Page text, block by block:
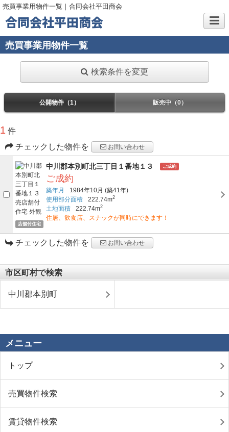
売買事業用物件一覧｜合同会社平田商会
合同会社平田商会
売買事業用物件一覧
検索条件を変更
公開物件（1） 販売中（0）
1 件
チェックした物件を
お問い合わせ
店舗付住宅
中川郡本別町北三丁目１番地１３ ご成約
ご成約
築年月 1984年10月 (築41年)
使用部分面積
222.74m2
土地面積 222.74m2
住居、飲食店、スナックが同時にできます！
チェックした物件を お問い合わせ
市区町村で検索
中川郡本別町
メニュー
トップ
売買物件検索
賃貸物件検索